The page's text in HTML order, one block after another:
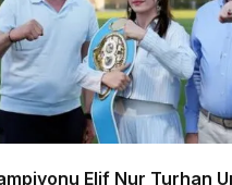
Elif Nur Turhan